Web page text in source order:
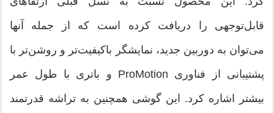
قابل‌توجهی را دریافت کرده است که از جمله آنها
می‌توان به دوربین جدید، نمایشگر باکیفیت‌تر و روشن‌تر با
پشتیبانی از فناوری ProMotion و باتری با طول عمر
بیشتر اشاره کرد. این گوشی همچنین به تراشه قدرتمند